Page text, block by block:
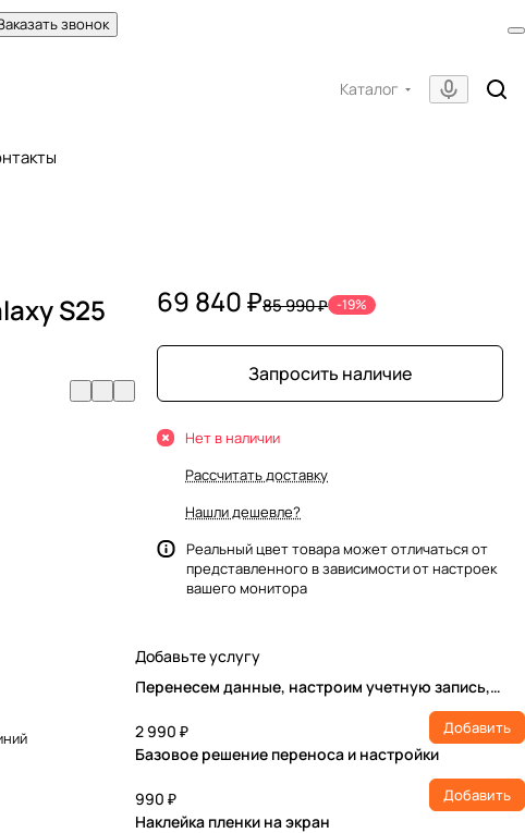
звонок
Каталог
S25
69 840 ₽85 990 ₽ -19%
Запросить наличие
Нет в наличии
Рассчитать доставку
Нашли дешевле?
Реальный цвет товара может отличаться от
представленного в зависимости от настроек
вашего монитора
Добавьте услугу
Перенесем данные, настроим учетную запись,
2 990 ₽
Добавить
Базовое решение переноса и настройки
990 ₽ Добавить
Наклейка пленки на экран